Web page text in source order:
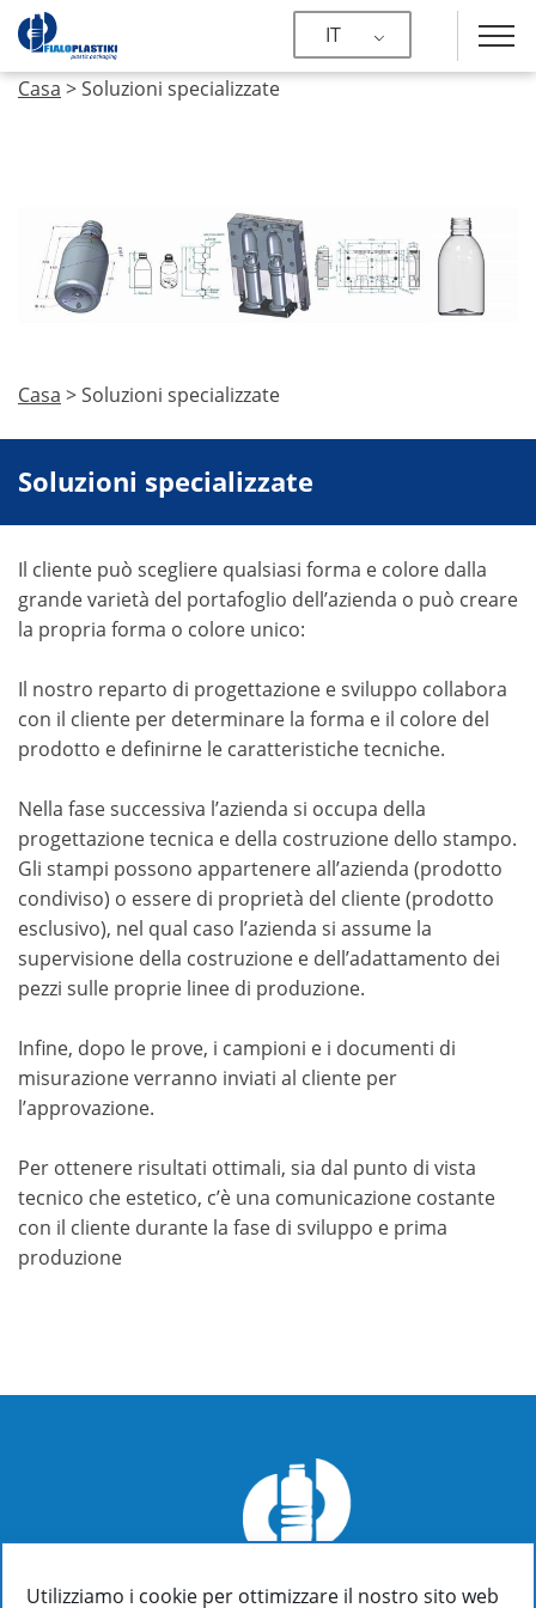
Utilizziamo i cookie per ottimizzare il nostro sito web
IT
Casa >Soluzioni specializzate
Casa >Soluzioni specializzate
Soluzioni specializzate
Il cliente può scegliere qualsiasi forma e colore dalla
grande varietà del portafoglio dell’azienda o può creare
la propria forma o colore unico:
Il nostro reparto di progettazione e sviluppo collabora
con il cliente per determinare la forma e il colore del
prodotto e definirne le caratteristiche tecniche.
Nella fase successiva l’azienda si occupa della
progettazione tecnica e della costruzione dello stampo.
Gli stampi possono appartenere all’azienda (prodotto
condiviso) o essere di proprietà del cliente (prodotto
esclusivo), nel qual caso l’azienda si assume la
supervisione della costruzione e dell’adattamento dei
pezzi sulle proprie linee di produzione.
Infine, dopo le prove, i campioni e i documenti di
misurazione verranno inviati al cliente per
l’approvazione.
Per ottenere risultati ottimali, sia dal punto di vista
tecnico che estetico, c’è una comunicazione costante
con il cliente durante la fase di sviluppo e prima
produzione